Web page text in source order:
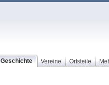
Geschichte Vereine Ortsteile